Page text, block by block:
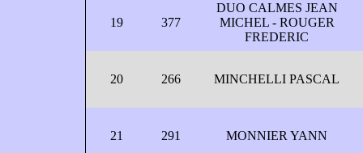
19 377
DUO CALMES JEAN
MICHEL - ROUGER
FREDERIC
20 266 MINCHELLI PASCAL
21 291 MONNIER YANN